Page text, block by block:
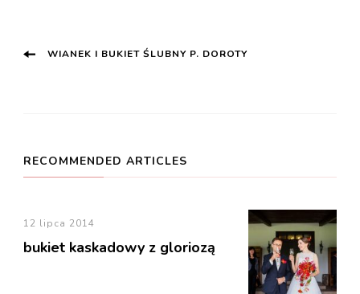
Post
WIANEK I BUKIET ŚLUBNY P. DOROTY
RECOMMENDED ARTICLES
12 lipca 2014
bukiet kaskadowy z gloriozą